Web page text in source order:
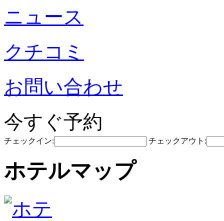
ニュース
クチコミ
お問い合わせ
今すぐ予約
チェックイン: チェックアウト:
ホテルマップ